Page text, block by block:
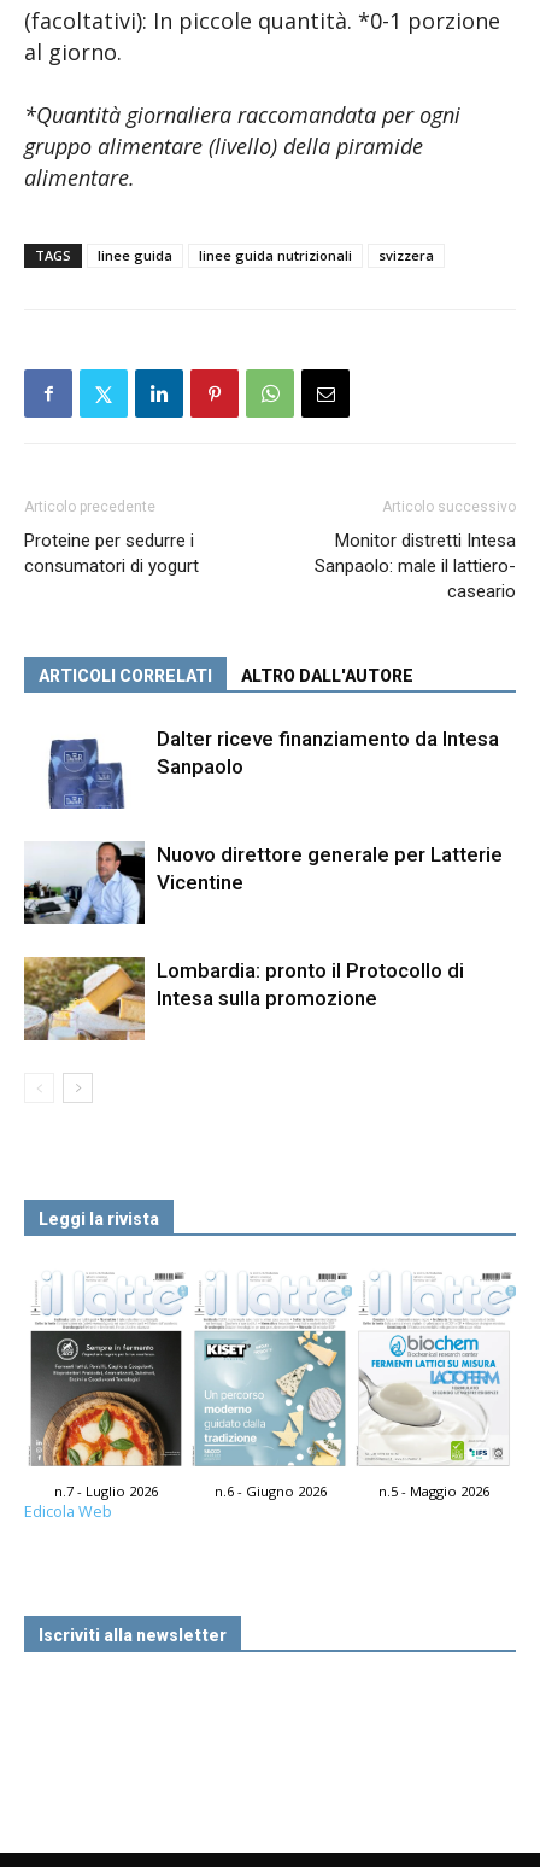
(facoltativi): In piccole quantità. *0-1 porzione
al giorno.
*Quantità giornaliera raccomandata per ogni
gruppo alimentare (livello) della piramide
alimentare.
TAGS linee guida linee guida nutrizionali svizzera
Articolo precedente
Proteine per sedurre i
consumatori di yogurt
Articolo successivo
Monitor distretti Intesa
Sanpaolo: male il lattiero-
caseario
ARTICOLI CORRELATI ALTRO DALL'AUTORE
Dalter riceve finanziamento da Intesa
Sanpaolo
Nuovo direttore generale per Latterie
Vicentine
Lombardia: pronto il Protocollo di
Intesa sulla promozione
Leggi la rivista
n.7 - Luglio 2026 n.6 - Giugno 2026 n.5 - Maggio 2026
Edicola Web
Iscriviti alla newsletter